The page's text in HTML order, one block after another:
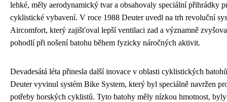
lehké, měly aerodynamický tvar a obsahovaly speciální přihrádky
cyklistické vybavení. V roce 1988 Deuter uvedl na trh revoluční
Aircomfort, který zajišťoval lepší ventilaci zad a významně
pohodlí při nošení batohu během fyzicky náročných aktivit.
Devadesátá léta přinesla další inovace v oblasti cyklistických
Deuter vyvinul systém Bike System, který byl speciálně navržen
potřeby horských cyklistů. Tyto batohy měly nízkou hmotnost, byly